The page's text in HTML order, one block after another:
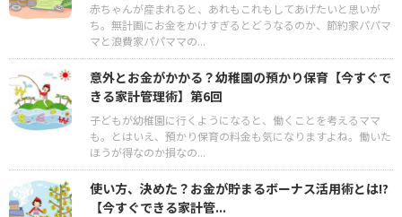
赤ちゃんが産まれると、あれもこれもしてあげたいと思いが
ち。無計画にお金をかけすぎるとどうなるのか、節約家パパマ
マと浪費家パパママの...
意外とお金がかかる？幼稚園の預かり保育【今すぐで
きる家計管理術】第6回
子どもが幼稚園に行くようになると、働くことを考えるママ
も。とはいえ、預かり保育の料金も気になりますよね。働いた
ほうが得なのか損なの...
使い方、決めた？お金が貯まるボーナス活用術とは!?
【今すぐできる家計管...